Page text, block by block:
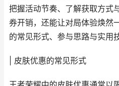
把握活动节奏、了解获取方式
券开销，还能让对局体验焕然
的常见形式、参与思路与实用
| 皮肤优惠的常见形式